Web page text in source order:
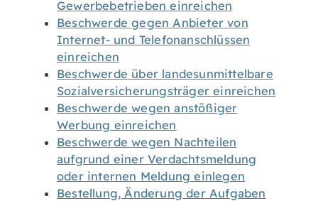
Gewerbebetrieben einreichen
Beschwerde gegen Anbieter von
Internet- und Telefonanschlüssen
einreichen
Beschwerde über landesunmittelbare
Sozialversicherungsträger einreichen
Beschwerde wegen anstößiger
Werbung einreichen
Beschwerde wegen Nachteilen
aufgrund einer Verdachtsmeldung
oder internen Meldung einlegen
Bestellung, Änderung der Aufgaben